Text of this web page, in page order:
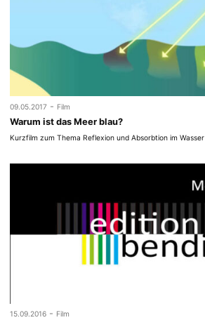
09.05.2017 - Film
Warum ist das Meer blau?
Kurzfilm zum Thema Reflexion und Absorbtion im Wasser
15.09.2016 - Film